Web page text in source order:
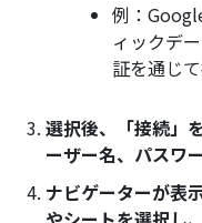
例：
ィックデ
証を通じて
選択後、「接続」
ーザー名、パスワ
ナビゲーターが表